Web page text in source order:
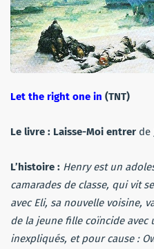
Let the right one in (TNT)
Le livre : Laisse-Moi entrer de
L’histoire : Henry est un
camarades de classe, qui vit
avec Eli, sa nouvelle voisine,
de la jeune fille coïncide avec
inexpliqués, et pour cause :